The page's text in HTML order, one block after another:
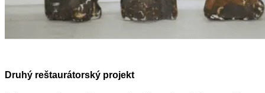
Druhý reštaurátorský projekt